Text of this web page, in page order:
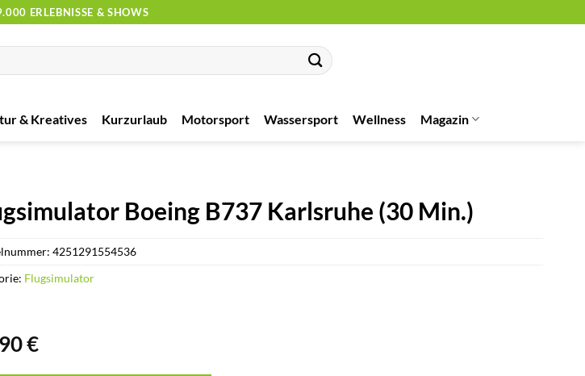
ERLEBNISSE & SHOWS
& Kreatives Kurzurlaub Motorsport Wassersport Wellness Magazin
Boeing B737 Karlsruhe (30 Min.)
€
4251291554536
Flugsimulator